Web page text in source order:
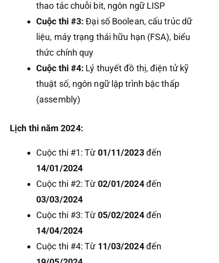
thao tác chuỗi bit, ngôn ngữ LISP
Cuộc thi #3: Đại số Boolean, cấu trúc dữ
liệu, máy trạng thái hữu hạn (FSA), biểu
thức chính quy
Cuộc thi #4: Lý thuyết đồ thị, điện tử kỹ
thuật số, ngôn ngữ lập trình bậc thấp
(assembly)
Lịch thi năm 2024:
Cuộc thi #1: Từ01/11/2023đến
14/01/2024
Cuộc thi #2: Từ02/01/2024đến
03/03/2024
Cuộc thi #3: Từ05/02/2024đến
14/04/2024
Cuộc thi #4: Từ 11/03/2024đến